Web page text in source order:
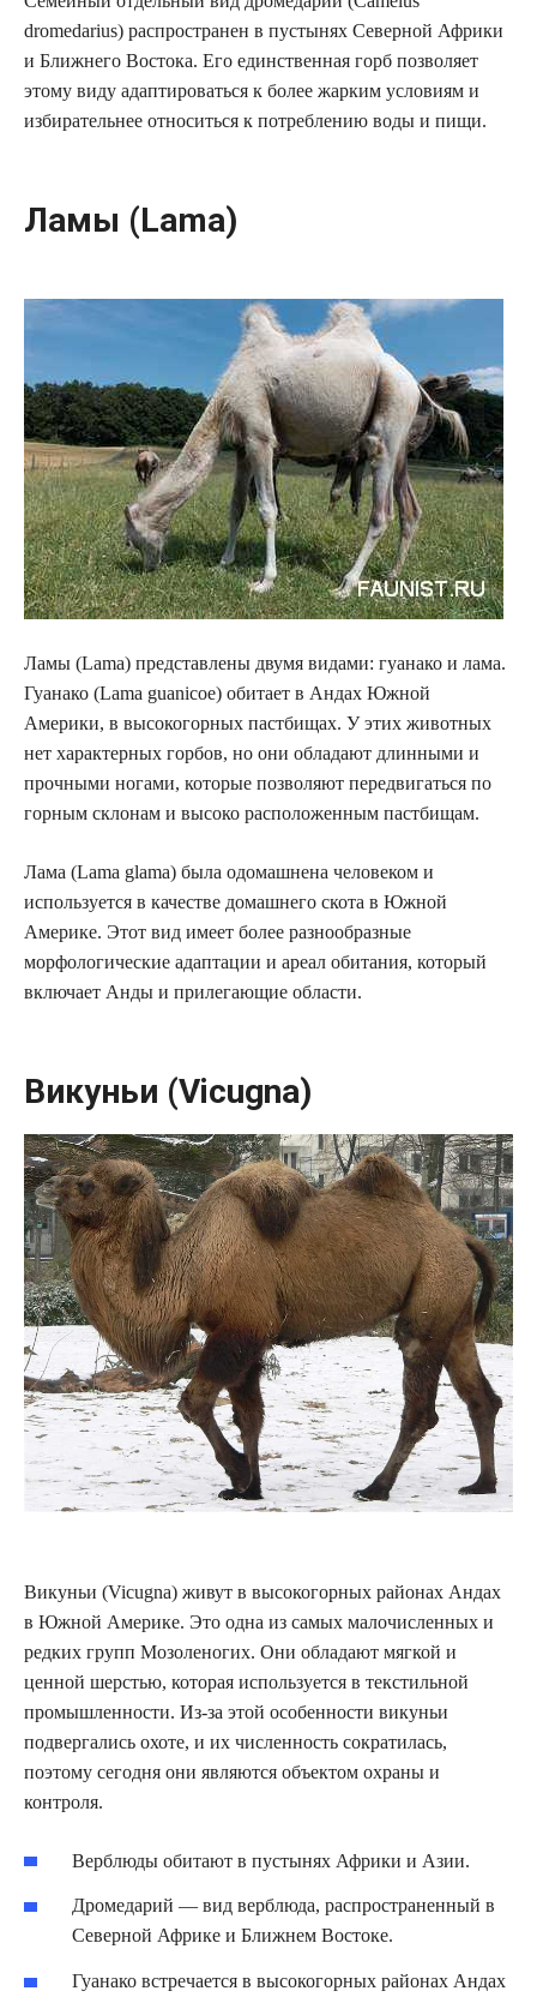
dromedarius) распространен в пустынях Северной Африки
и Ближнего Востока. Его единственная горб позволяет
этому виду адаптироваться к более жарким условиям и
избирательнее относиться к потреблению воды и пищи.
Ламы (Lama)
Ламы (Lama) представлены двумя видами: гуанако и лама.
Гуанако (Lama guanicoe) обитает в Андах Южной
Америки, в высокогорных пастбищах. У этих животных
нет характерных горбов, но они обладают длинными и
прочными ногами, которые позволяют передвигаться по
горным склонам и высоко расположенным пастбищам.
Лама (Lama glama) была одомашнена человеком и
используется в качестве домашнего скота в Южной
Америке. Этот вид имеет более разнообразные
морфологические адаптации и ареал обитания, который
включает Анды и прилегающие области.
Викуньи (Vicugna)
Викуньи (Vicugna) живут в высокогорных районах Андах
в Южной Америке. Это одна из самых малочисленных и
редких групп Мозоленогих. Они обладают мягкой и
ценной шерстью, которая используется в текстильной
промышленности. Из-за этой особенности викуньи
подвергались охоте, и их численность сократилась,
поэтому сегодня они являются объектом охраны и
контроля.
Верблюды обитают в пустынях Африки и Азии.
Дромедарий — вид верблюда, распространенный в
Северной Африке и Ближнем Востоке.
Гуанако встречается в высокогорных районах Андах